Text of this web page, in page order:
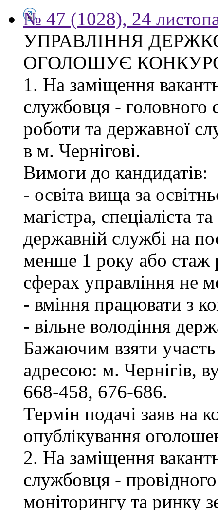
№ 47 (1028), 24
УПРАВЛІННЯ
ОГОЛОШУЄ
1. На заміщення
службовця - головного
роботи та державної
в м. Чернігові.
Вимоги до кандидатів:
- освіта вища за
магістра, спеціаліста
державній службі на
менше 1 року або стаж
сферах управління не
- вміння працювати з
- вільне володіння
Бажаючим взяти участь
адресою: м. Чернігів,
668-458, 676-686.
Термін подачі заяв на
опублікування
2. На заміщення
службовця - провідного
моніторингу та ринку